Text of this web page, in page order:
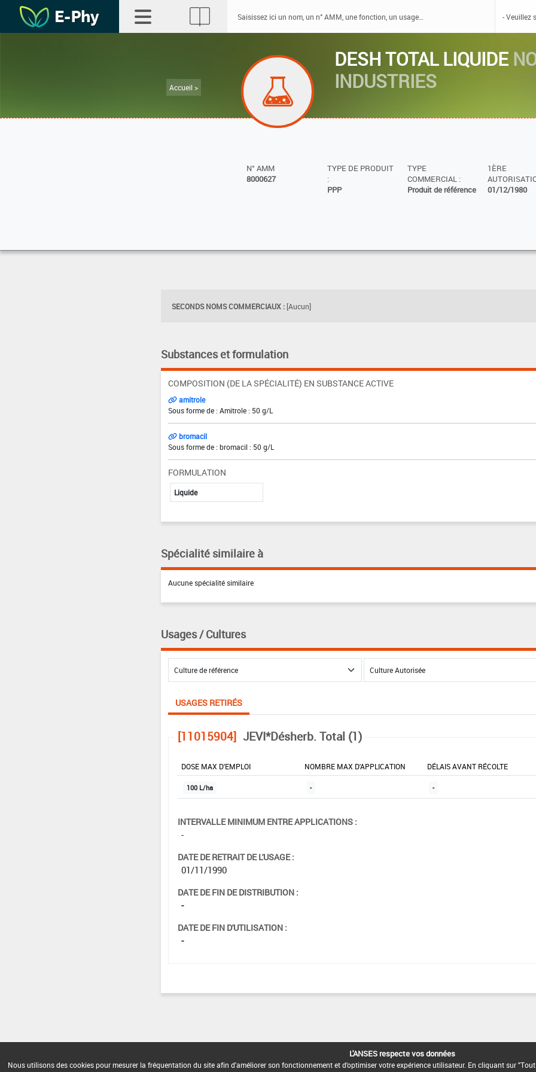
Accueil >
DESH TOTAL LIQUIDE
INDUSTRIES
N° AMM
8000627
TYPE DE PRODUIT
:
PPP
TYPE
COMMERCIAL :
Produit de référence
1ÈRE
01/12/1980
SECONDS NOMS COMMERCIAUX : [Aucun]
Substances et formulation
COMPOSITION (DE LA SPÉCIALITÉ) EN SUBSTANCE ACTIVE
amitrole
Sous forme de : Amitrole : 50 g/L
bromacil
Sous forme de : bromacil : 50 g/L
FORMULATION
Liquide
Spécialité similaire à
Aucune spécialité similaire
Usages / Cultures
USAGES RETIRÉS
[11015904] JEVI*Désherb. Total (1)
DOSE MAX D'EMPLOI NOMBRE MAX D'APPLICATION DÉLAIS AVANT RÉCOLTE
100 L/ha - -
INTERVALLE MINIMUM ENTRE APPLICATIONS :
-
DATE DE RETRAIT DE L'USAGE :
01/11/1990
DATE DE FIN DE DISTRIBUTION :
-
DATE DE FIN D'UTILISATION :
-
L'ANSES respecte vos données
Nous utilisons des cookies pour mesurer la fréquentation du site afin d'améliorer son fonctionnement et d'optimiser votre expérience utilisateur. En cliquant sur